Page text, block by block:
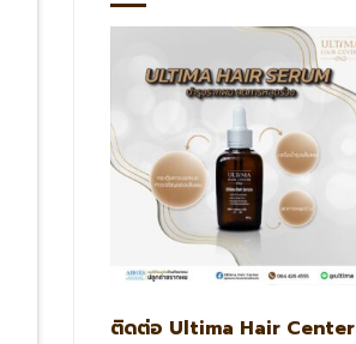
ติดต่อ Ultima Hair Center